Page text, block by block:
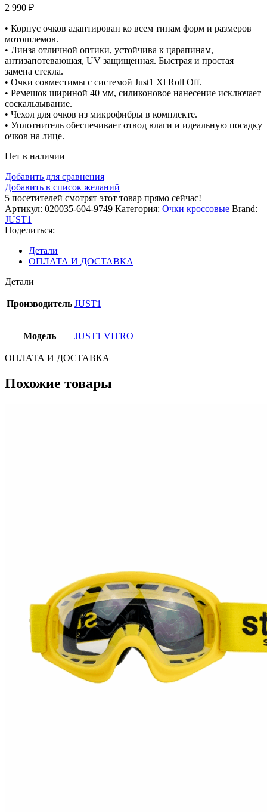
2 990 ₽
• Корпус очков адаптирован ко всем типам форм и размеров
мотошлемов.
• Линза отличной оптики, устойчива к царапинам,
антизапотевающая, UV защищенная. Быстрая и простая
замена стекла.
• Очки совместимы с системой Just1 Xl Roll Off.
• Ремешок шириной 40 мм, силиконовое нанесение исключает
соскальзывание.
• Чехол для очков из микрофибры в комплекте.
• Уплотнитель обеспечивает отвод влаги и идеальную посадку
очков на лице.
Нет в наличии
Добавить для сравнения
Добавить в список желаний
5 посетителей смотрят этот товар прямо сейчас!
Артикул: 020035-604-9749 Категория: Очки кроссовые Brand:
JUST1
Поделиться:
Детали
ОПЛАТА И ДОСТАВКА
Детали
Производитель JUST1
Модель JUST1 VITRO
ОПЛАТА И ДОСТАВКА
Похожие товары